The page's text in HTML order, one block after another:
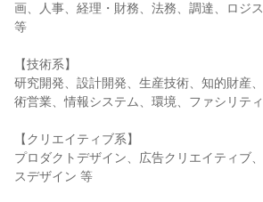
画、人事、経理・財務、法務、調達、ロジ
等
【技術系】
研究開発、設計開発、生産技術、知的財産
術営業、情報システム、環境、ファシリテ
【クリエイティブ系】
プロダクトデザイン、広告クリエイティブ
スデザイン 等